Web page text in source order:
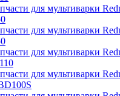
для мультиварки
для мультиварки
для мультиварки
для мультиварки